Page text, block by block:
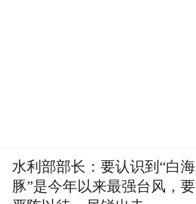
水利部部长：要认识到“白海
豚”是今年以来最强台风，要